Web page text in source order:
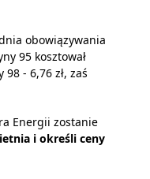
obowiązywania
95 kosztował
- 6,76 zł, zaś
Energii zostanie
i określi ceny